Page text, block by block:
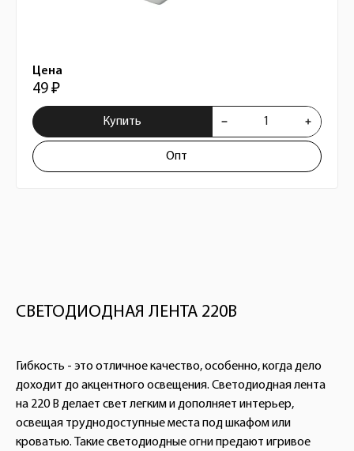
Цена
49 ₽
Купить
Опт
СВЕТОДИОДНАЯ ЛЕНТА 220В
Гибкость - это отличное качество, особенно, когда дело
доходит до акцентного освещения. Светодиодная лента
на 220 В делает свет легким и дополняет интерьер,
освещая труднодоступные места под шкафом или
кроватью. Такие светодиодные огни предают игривое